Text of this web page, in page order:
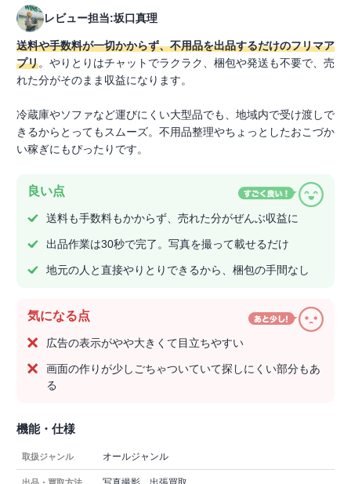
レビュー担当:坂口真理
送料や手数料が一切かからず、不用品を出品するだけのフリマア
プリ。やりとりはチャットでラクラク、梱包や発送も不要で、売
れた分がそのまま収益になります。
冷蔵庫やソファなど運びにくい大型品でも、地域内で受け渡しで
きるからとってもスムーズ。不用品整理やちょっとしたおこづか
い稼ぎにもぴったりです。
良い点
送料も手数料もかからず、売れた分がぜんぶ収益に
出品作業は30秒で完了。写真を撮って載せるだけ
地元の人と直接やりとりできるから、梱包の手間なし
気になる点
広告の表示がやや大きくて目立ちやすい
画面の作りが少しごちゃついていて探しにくい部分もあ
る
機能・仕様
取扱ジャンル オールジャンル